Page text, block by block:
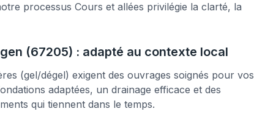
processus Cours et allées privilégie la clarté, la
(67205) : adapté au contexte local
(gel/dégel) exigent des ouvrages soignés pour vos
adaptées, un drainage efficace et des
qui tiennent dans le temps.